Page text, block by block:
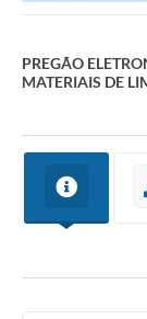
Telefones Úteis
IPTU, ALVARÁ, ISS
PREGÃO
MATERIAIS DE